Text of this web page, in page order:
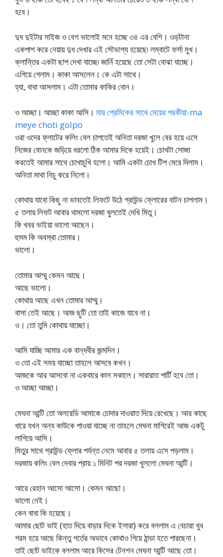
হবে।
দুধ দুইটার সাইজ ও বেশ ভালোই মনে হচ্ছে ৩৪ এর বেশি। ওড়টানা
একপাশ করে নেয়ায় দুধ দেখার এই সৌভাগ্য হয়েছে৷ লম্বাটে ফর্সা মুখ।
ক্লান্তির একটা ছাপ দেখা যাচ্ছে৷ জার্নি হয়েছে তো সেটা বোঝা যাচ্ছে।
এগিয়ে গেলাম। কাকা আসলেন। কে এটা সাথে।
হ্যা, বাবা আসলাম। এটা তোমার কাকির বোন।
ও আচ্ছা। আচ্ছা কাকা আসি। মার প্রেমিকের সাথে মেয়ের পরকীয়া-ma
meye choti golpo
ওরা ওদের ফ্লাটের কলিং বেল চাপতেই অনিতা দরজা খুলে বের হয়ে এসে
নিজের বোনকে জড়িয়ে ধরলো ঠিক আমার দিকে হয়েই। চোখটা সোজা
করতেই আমার সাথে চোখাচুখি হলো। আমি একটা চোখ টিপ মেরে দিলাম।
অনিতা মাথা নিচু করে নিলো।
কোথায় যাবো কিছু না ভাবতেই লিফটে উঠে গ্রাউন্ড ফ্লোরের বাটন চাপলাম।
৫ তলায় লিফট আবার থামলো দরজা খুলতেই দেখি মিতু।
কি খবর ভাইয়া ভালো আছেন।
হুমম কি অবস্থা তোমার।
ভালো।
তোমার আম্মু কেমন আছে।
আছে ভালো।
কোথায় আছে এখন তোমার আম্মু।
বাসা তেই আছে। আজ ছুটি তো তাই কাজে যাবে না।
ও। তো তুমি কোথায় যাচ্ছো।
আমি যাচ্ছি আমার এক বান্ধবীর জন্মদিন।
ও তো এই সময় যাচ্ছো তাহলে আসবে কখন।
আজকে আর আসবো না একবারে কাল সকালে। সারারাত পার্টি হবে তো।
ও আচ্ছা আচ্ছা।
মেঘনা আন্টি তো অলরেডি আমাকে চোদার দাওয়াত দিয়ে রেখেছে। আর কাছে
ধারে যখন অন্য কাউকে পাওয়া যাচ্ছে না তাহলে মেঘনা মাগিরেই আজ একটু
লাগিয়ে আসি।
মিতুর সাথে গ্রাউন্ড ফ্লোর পর্যন্ত নেমে আবার ৫ তলায় এসে পড়লাম।
দরজায় কলিং বেল দেবার প্রায় ১ মিনিট পর দরজা খুললো মেঘনা আন্টি।
আরে রেহান আসো আসো। কেমন আছো।
ভালো নেই।
কেন বাবা কি হয়েছে।
আমার ছোট ভাই (হাত দিয়ে বাড়ার দিকে ইসারা) করে বললাম এ বেচারা খুব
গরম হয়ে আছে কিন্তু গর্তের অভাবে কোথাও গিয়ে ঠান্ডা হতে পারছেনা।
তাই ছোট ভাইকে বললাম আরে কিসের টেনশন মেঘনা আন্টি আছে তো।